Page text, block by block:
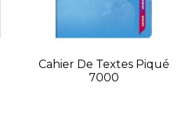
Cahier De Textes Piqué
7000